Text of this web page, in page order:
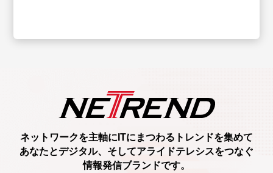
ネットワークを主軸に ITにまつわるトレンドを集めて
あなたとデジタル、 そしてアライドテレシスをつなぐ
情報発信ブランドです。